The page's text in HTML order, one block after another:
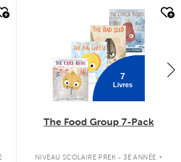
7
Livres
The Food Group 7-Pack
NIVEAU SCOLAIRE PREK - 3E ANNÉE .